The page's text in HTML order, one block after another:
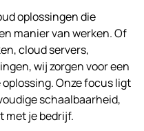
oplossingen die
manier van werken. Of
cloud servers,
wij zorgen voor een
Onze focus ligt
schaalbaarheid,
met je bedrijf.